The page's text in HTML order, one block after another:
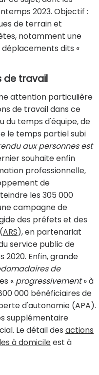
2023. Objectif :
de terrain et
notamment une
dits «
de travail
attention particulière
de travail dans ce
du temps d'équipe, de
le temps partiel subi
aux personnes est
souhaite enfin
professionnelle,
de
les 305 000
campagne de
des préfets et des
ARS), en partenariat
service public de
2020. Enfin, grande
de
« progressivement» à
000 bénéficiaires de
d'autonomie (APA).
supplémentaire
Le détail des actions
à domicileest à